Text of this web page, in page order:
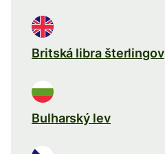
Britská libra šterlingov
Bulharský lev